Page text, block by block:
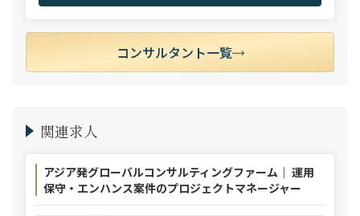
コンサルタント一覧
関連求人
アジア発グローバルコンサルティングファーム｜ 運用
保守・エンハンス案件のプロジェクトマネージャー